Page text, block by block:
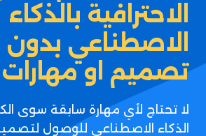
الاحترافية بالذكاء
الاصطناعي بدون
تصميم او مهارات
لا تحتاج لأي مهارة سابقة سوى
الذكاء الاصطناعي للوصول